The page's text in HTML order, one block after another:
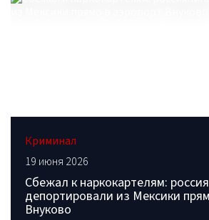
Криминал
19 июня 2026
Сбежал к наркокартелям:
депортировали из Мексики
Внуково